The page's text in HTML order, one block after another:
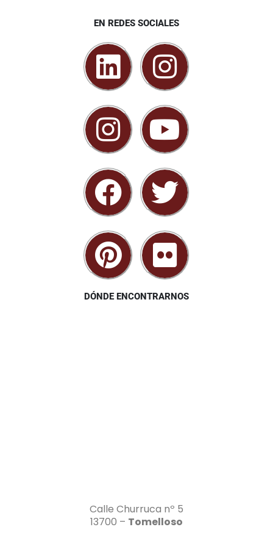
EN REDES SOCIALES
DÓNDE ENCONTRARNOS
Calle Churruca nº 5
13700 – Tomelloso